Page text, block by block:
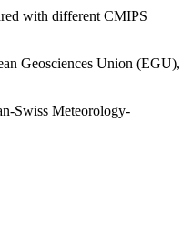
with different CMIPS
Geosciences Union (EGU),
Swiss Meteorology-